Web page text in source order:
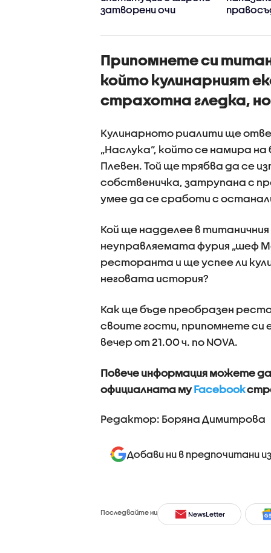
затворени очи
Припомнете си
който кулинарният
страхотна гледка,
Кулинарното риалити ще
„Наслука“, който се намира
Плевен. Той ще трябва да се
собственичка, затрупана с
умее да се сработи с
Кой ще надделее в
неуправляемата фурия „шеф
ресторанта и ще успее ли
неговата история?
Как ще бъде преобразен
своите гости, припомнете си
вечер от 21.00 ч. по NOVA.
Повече информация можете
официалната муFacebook
Редактор: Боряна Димитрова
Добави ни в предпочитани
Последвайте ни NewsLetter